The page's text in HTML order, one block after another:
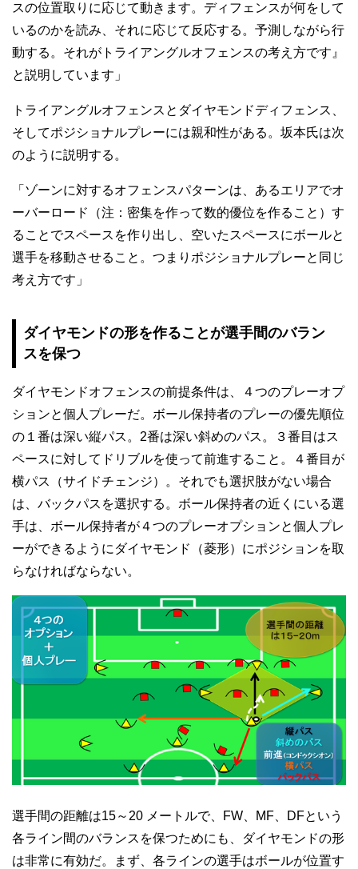
スの位置取りに応じて動きます。ディフェンスが何をして
いるのかを読み、それに応じて反応する。予測しながら行
動する。それがトライアングルオフェンスの考え方です』
と説明しています」
トライアングルオフェンスとダイヤモンドディフェンス、
そしてポジショナルプレーには親和性がある。坂本氏は次
のように説明する。
「ゾーンに対するオフェンスパターンは、あるエリアでオ
ーバーロード（注：密集を作って数的優位を作ること）す
ることでスペースを作り出し、空いたスペースにボールと
選手を移動させること。つまりポジショナルプレーと同じ
考え方です」
ダイヤモンドの形を作ることが選手間のバラン
スを保つ
ダイヤモンドオフェンスの前提条件は、４つのプレーオプ
ションと個人プレーだ。ボール保持者のプレーの優先順位
の１番は深い縦パス。2番は深い斜めのパス。３番目はス
ペースに対してドリブルを使って前進すること。４番目が
横パス（サイドチェンジ）。それでも選択肢がない場合
は、バックパスを選択する。ボール保持者の近くにいる選
手は、ボール保持者が４つのプレーオプションと個人プレ
ーができるようにダイヤモンド（菱形）にポジションを取
らなければならない。
選手間の距離は15～20 メートルで、FW、MF、DFという
各ライン間のバランスを保つためにも、ダイヤモンドの形
は非常に有効だ。まず、各ラインの選手はボールが位置す